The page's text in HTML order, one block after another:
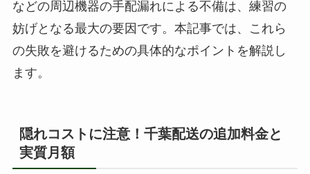
などの周辺機器の手配漏れによる不備は、練習の
妨げとなる最大の要因です。本記事では、これら
の失敗を避けるための具体的なポイントを解説し
ます。
隠れコストに注意！千葉配送の追加料金と
実質月額